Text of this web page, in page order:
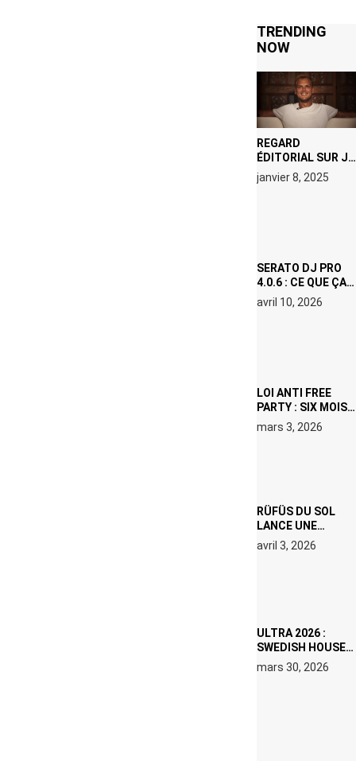
TRENDING
NOW
REGARD
ÉDITORIAL SUR JE
M’APPELLE TIM
(NETFLIX) : AVICII,
janvier 8, 2025
SERATO DJ PRO
4.0.6 : CE QUE ÇA
CHANGE, MÊME SI
VOUS N’ÊTES NI
avril 10, 2026
LOI ANTI FREE
PARTY : SIX MOIS
DE PRISON ET 5
000 € D’AMENDE
mars 3, 2026
RÜFÜS DU SOL
LANCE UNE
RÉSIDENCE DJ
SET DE QUATRE
avril 3, 2026
ULTRA 2026 :
SWEDISH HOUSE
MAFIA RETROUVE
ERIC PRYDZ DANS
mars 30, 2026